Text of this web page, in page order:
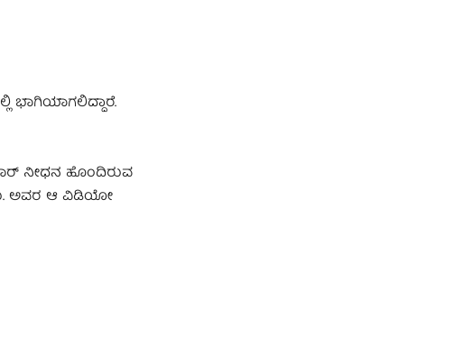
ಭಾಗಿಯಾಗಲಿದ್ದಾರೆ.
ನೀಧನ ಹೊಂದಿರುವ
ಅವರ ಆ ವಿಡಿಯೋ